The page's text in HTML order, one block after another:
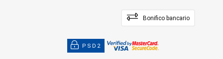
Bonifico bancario
PSD2